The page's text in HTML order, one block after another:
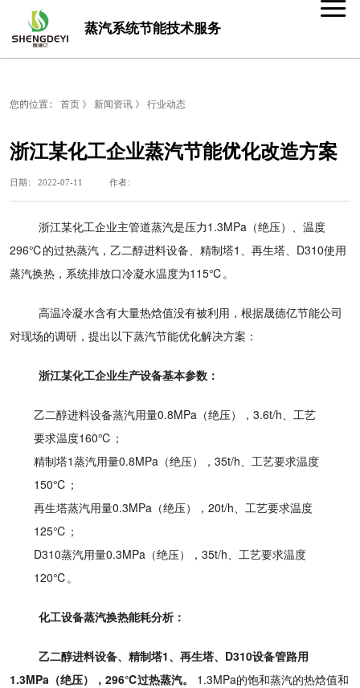
蒸汽系统节能技术服务
您的位置： 首页 》 新闻资讯 》 行业动态
浙江某化工企业蒸汽节能优化改造方案
日期： 2022-07-11 作者：
浙江某化工企业主管道蒸汽是压力1.3MPa（绝压）、温度
296℃的过热蒸汽，乙二醇进料设备、精制塔1、再生塔、D310使用
蒸汽换热，系统排放口冷凝水温度为115℃。
高温冷凝水含有大量热焓值没有被利用，根据晟德亿节能公司
对现场的调研，提出以下蒸汽节能优化解决方案：
浙江某化工企业生产设备基本参数：
乙二醇进料设备蒸汽用量0.8MPa（绝压），3.6t/h、工艺
要求温度160℃；
精制塔1蒸汽用量0.8MPa（绝压），35t/h、工艺要求温度
150℃；
再生塔蒸汽用量0.3MPa（绝压），20t/h、工艺要求温度
125℃；
D310蒸汽用量0.3MPa（绝压），35t/h、工艺要求温度
120℃。
化工设备蒸汽换热能耗分析：
乙二醇进料设备、精制塔1、再生塔、D310设备管路用
1.3MPa（绝压），296℃过热蒸汽。
1.3MPa的饱和蒸汽的热焓值和